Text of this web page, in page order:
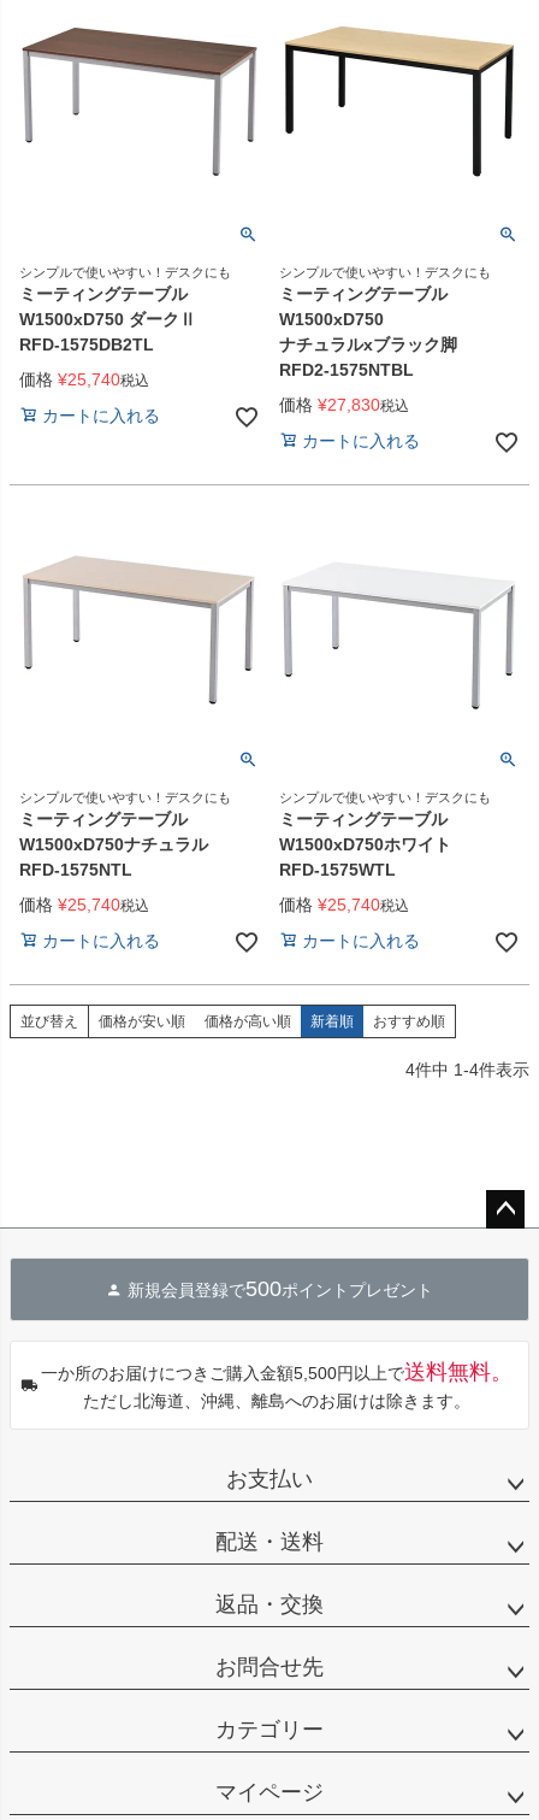
シンプルで使いやすい！デスクにも
ミーティングテーブル
W1500xD750 ダークⅡ
RFD-1575DB2TL
価格 ¥25,740税込
カートに入れる
シンプルで使いやすい！デスクにも
ミーティングテーブル
W1500xD750
ナチュラルxブラック脚
RFD2-1575NTBL
価格 ¥27,830税込
カートに入れる
シンプルで使いやすい！デスクにも
ミーティングテーブル
W1500xD750ナチュラル
RFD-1575NTL
価格 ¥25,740税込
カートに入れる
シンプルで使いやすい！デスクにも
ミーティングテーブル
W1500xD750ホワイト
RFD-1575WTL
価格 ¥25,740税込
カートに入れる
並び替え 価格が安い順 価格が高い順 新着順 おすすめ順
4件中 1-4件表示
へ
新規会員登録で500ポイントプレゼント
一か所のお届けにつきご購入金額5,500円以上で送料無料。
ただし北海道、沖縄、離島へのお届けは除きます。
お支払い
配送・送料
返品・交換
お問合せ先
カテゴリー
マイページ